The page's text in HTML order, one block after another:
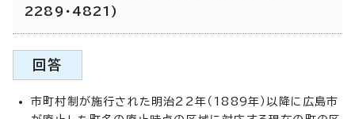
2289・4821)
回答
市町村制が施行された明治22年（1889年）以降に広島市